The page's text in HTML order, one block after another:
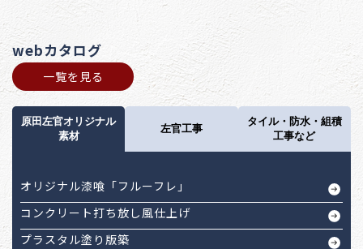
webカタログ
一覧を見る
原田左官オリジナル
素材
左官工事
タイル・防水・組積
工事など
オリジナル漆喰「フルーフレ」
コンクリート打ち放し風仕上げ
プラスタル塗り版築